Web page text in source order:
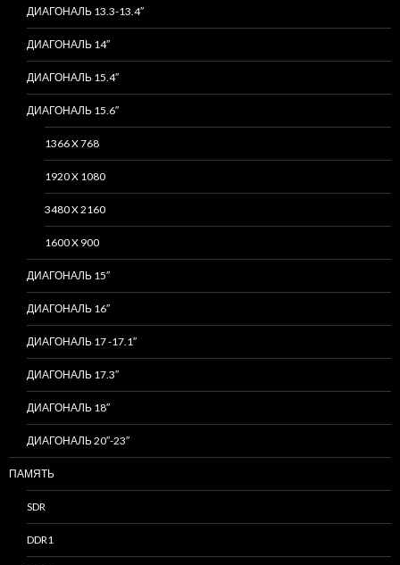
ДИАГОНАЛЬ 13.3-13.4″
ДИАГОНАЛЬ 14″
ДИАГОНАЛЬ 15.4″
ДИАГОНАЛЬ 15.6″
1366 X 768
1920 X 1080
3480 X 2160
1600 X 900
ДИАГОНАЛЬ 15″
ДИАГОНАЛЬ 16″
ДИАГОНАЛЬ 17 -17.1″
ДИАГОНАЛЬ 17.3″
ДИАГОНАЛЬ 18″
ДИАГОНАЛЬ 20″-23″
ПАМЯТЬ
SDR
DDR1